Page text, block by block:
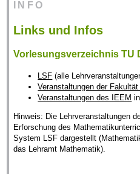
INFO
Links und Infos
Vorlesungsverzeichnis TU
LSF (alle
Veranstaltungen der
Veranstaltungen des IEEM
Hinweis: Die Lehrveranstaltungen
Erforschung des
System LSF dargestellt
das Lehramt Mathematik).